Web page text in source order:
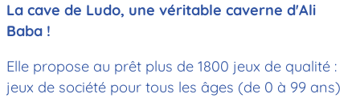
La cave de Ludo, une véritable caverne d'Ali
Baba !
Elle propose au prêt plus de 1800 jeux de qualité :
jeux de société pour tous les âges (de 0 à 99 ans)